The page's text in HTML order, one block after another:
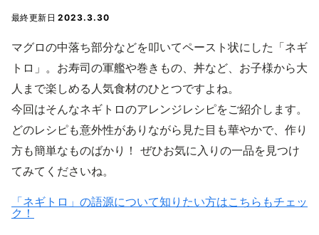
最終更新日2023.3.30
マグロの中落ち部分などを叩いてペースト状にした「ネギ
トロ」。お寿司の軍艦や巻きもの、丼など、お子様から大
人まで楽しめる人気食材のひとつですよね。
今回はそんなネギトロのアレンジレシピをご紹介します。
どのレシピも意外性がありながら見た目も華やかで、作り
方も簡単なものばかり！ ぜひお気に入りの一品を見つけ
てみてくださいね。
「ネギトロ」の語源について知りたい方はこちらもチェッ
ク！